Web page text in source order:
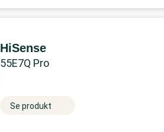
HiSense
55E7Q Pro
Se produkt